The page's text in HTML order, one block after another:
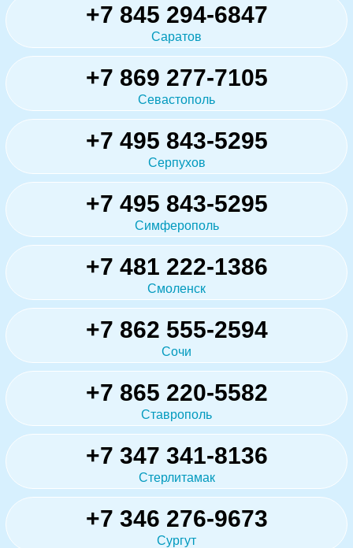
+7 845 294-6847
Саратов
+7 869 277-7105
Севастополь
+7 495 843-5295
Серпухов
+7 495 843-5295
Симферополь
+7 481 222-1386
Смоленск
+7 862 555-2594
Сочи
+7 865 220-5582
Ставрополь
+7 347 341-8136
Стерлитамак
+7 346 276-9673
Сургут